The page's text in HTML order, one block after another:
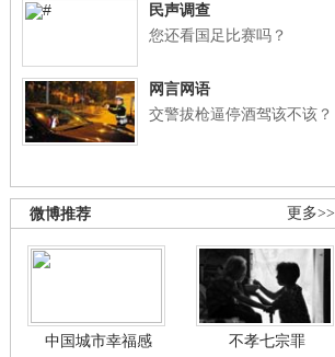
民声调查
您还看国足比赛吗？
网言网语
交警拔枪逼停酒驾该不该？
更多>>
微博推荐
中国城市幸福感
不孝七宗罪